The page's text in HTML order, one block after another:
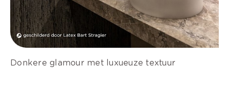
Donkere glamour met luxueuze textuur